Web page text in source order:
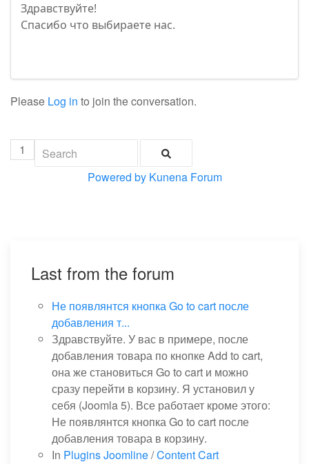
Здравствуйте!
Спасибо что выбираете нас.
Please Log in to join the conversation.
1
Powered by Kunena Forum
Last from the forum
Не появлянтся кнопка Go to cart после
добавления т...
Здравствуйте. У вас в примере, после
добавления товара по кнопке Add to cart,
она же становиться Go to cart и можно
сразу перейти в корзину. Я установил у
себя (Joomla 5). Все работает кроме этого:
Не появлянтся кнопка Go to cart после
добавления товара в корзину.
In Plugins Joomline/Content Cart